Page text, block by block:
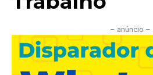
– anúncio –